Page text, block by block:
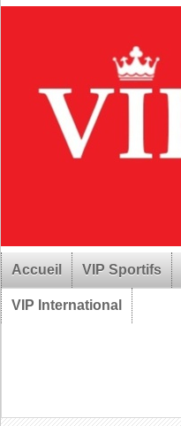
Accueil VIP Sportifs
VIP International